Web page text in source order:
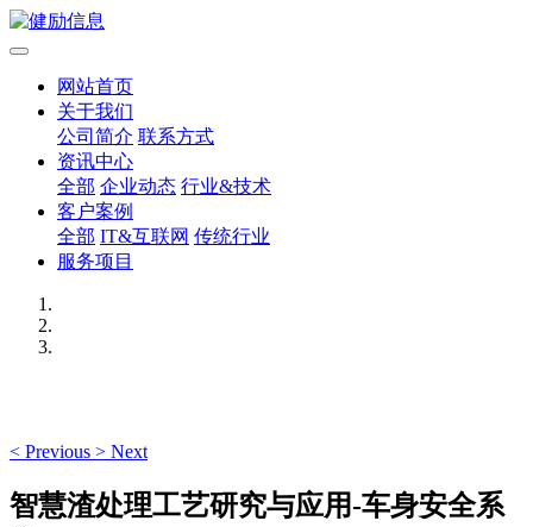
网站首页
关于我们
公司简介 联系方式
资讯中心
全部 企业动态 行业&技术
客户案例
全部 IT&互联网 传统行业
服务项目
< Previous > Next
智慧渣处理工艺研究与应用-车身安全系